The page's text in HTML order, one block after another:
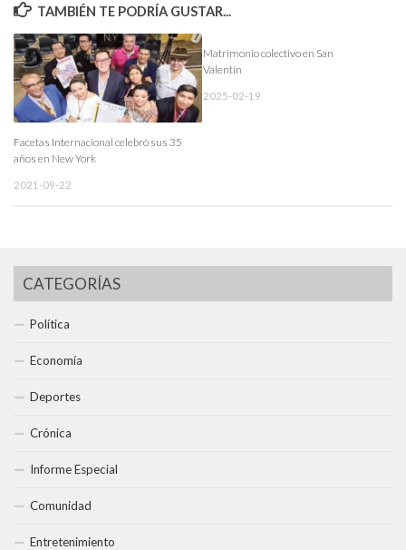
TAMBIÉN TE PODRÍA GUSTAR...
Facetas Internacional celebró sus 35
años en New York
2021-09-22
Matrimonio colectivo en San
Valentín
2025-02-19
CATEGORÍAS
Política
Economía
Deportes
Crónica
Informe Especial
Comunidad
Entretenimiento